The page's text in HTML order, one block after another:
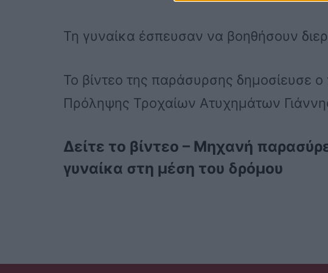
Τη γυναίκα έσπευσαν να βοηθήσουν
Το βίντεο της παράσυρσης δημοσίευσε
Πρόληψης Τροχαίων Ατυχημάτων
Δείτε το βίντεο – Μηχανή
γυναίκα στη μέση του δρόμου